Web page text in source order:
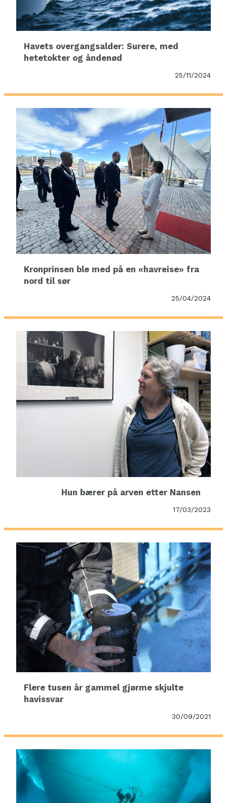
Havets overgangsalder: Surere, med
hetetokter og åndenød
25/11/2024
Kronprinsen ble med på en «havreise» fra
nord til sør
25/04/2024
Hun bærer på arven etter Nansen
17/03/2023
Flere tusen år gammel gjørme skjulte
havissvar
30/09/2021